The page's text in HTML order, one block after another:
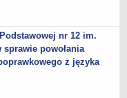
nr 12 im.
sprawie powołania
z języka